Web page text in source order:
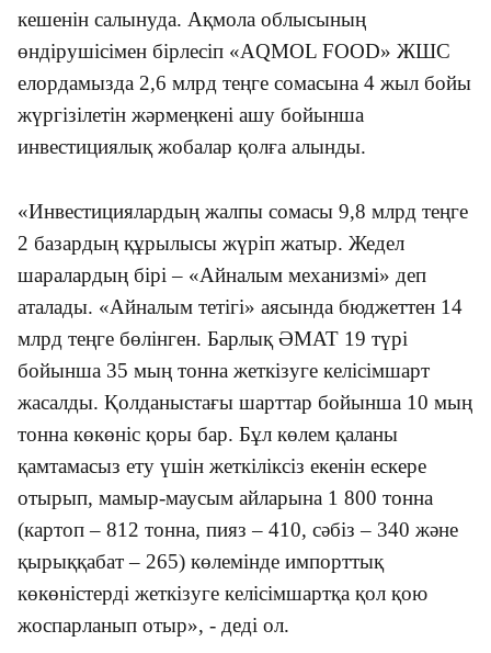
кешенін салынуда. Ақмола облысының
өндірушісімен бірлесіп «AQMOL FOOD» ЖШС
елордамызда 2,6 млрд теңге сомасына 4 жыл бойы
жүргізілетін жәрмеңкені ашу бойынша
инвестициялық жобалар қолға алынды.
«Инвестициялардың жалпы сомасы 9,8 млрд теңге
2 базардың құрылысы жүріп жатыр. Жедел
шаралардың бірі – «Айналым механизмі» деп
аталады. «Айналым тетігі» аясында бюджеттен 14
млрд теңге бөлінген. Барлық ӘМАТ 19 түрі
бойынша 35 мың тонна жеткізуге келісімшарт
жасалды. Қолданыстағы шарттар бойынша 10 мың
тонна көкөніс қоры бар. Бұл көлем қаланы
қамтамасыз ету үшін жеткіліксіз екенін ескере
отырып, мамыр-маусым айларына 1 800 тонна
(картоп – 812 тонна, пияз – 410, сәбіз – 340 және
қырыққабат – 265) көлемінде импорттық
көкөністерді жеткізуге келісімшартқа қол қою
жоспарланып отыр», - деді ол.